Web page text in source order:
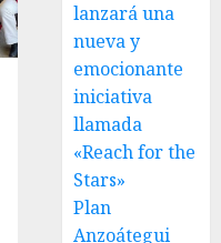
lanzará una
nueva y
emocionante
iniciativa
llamada
«Reach for the
Stars»
Plan
Anzoátegui